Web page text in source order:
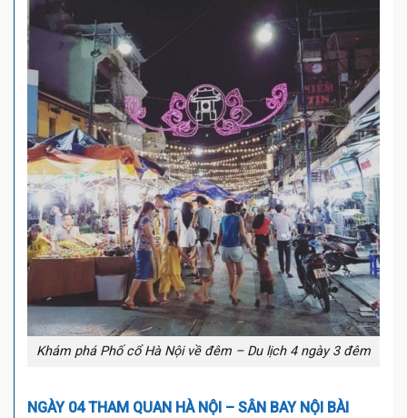
Khám phá Phố cổ Hà Nội về đêm – Du lịch 4 ngày 3 đêm
NGÀY 04 THAM QUAN HÀ NỘI – SÂN BAY NỘI BÀI